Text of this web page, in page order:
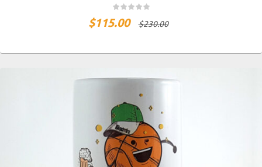
$230.00
$115.00